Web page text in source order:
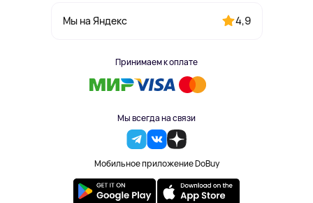
Мы на Яндекс 4,9
Принимаем к оплате
Мы всегда на связи
Мобильное приложение DoBuy